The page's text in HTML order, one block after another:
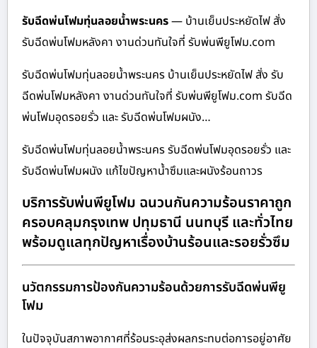
รับฉีดพ่นโฟมทุ่นลอยน้ำพระนคร— บ้านเย็นประหยัดไฟ สั่ง
รับฉีดพ่นโฟมหลังคา งานด่วนทันใจที่ รับพ่นพียูโฟม.com
รับฉีดพ่นโฟมทุ่นลอยน้ำพระนคร บ้านเย็นประหยัดไฟ สั่ง รับ
ฉีดพ่นโฟมหลังคา งานด่วนทันใจที่ รับพ่นพียูโฟม.com รับฉีด
พ่นโฟมอุดรอยรั่ว และ รับฉีดพ่นโฟมผนัง…
รับฉีดพ่นโฟมทุ่นลอยน้ำพระนคร รับฉีดพ่นโฟมอุดรอยรั่ว และ
รับฉีดพ่นโฟมผนัง แก้ไขปัญหาน้ำซึมและผนังร้อนถาวร
บริการรับพ่นพียูโฟม ฉนวนกันความร้อนราคาถูก
ครอบคลุมกรุงเทพ ปทุมธานี นนทบุรี และทั่วไทย
พร้อมดูแลทุกปัญหาเรื่องบ้านร้อนและรอยรั่วซึม
นวัตกรรมการป้องกันความร้อนด้วยการรับฉีดพ่นพียู
โฟม
ในปัจจุบันสภาพอากาศที่ร้อนระอุส่งผลกระทบต่อการอยู่อาศัย